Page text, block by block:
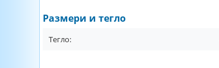
Размери и тегло
Тегло: